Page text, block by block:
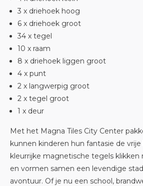
3 x driehoek hoog
6 x driehoek groot
34 x tegel
10 x raam
8 x driehoek liggen groot
4 x punt
2 x langwerpig groot
2 x tegel groot
1 x deur
Met het Magna Tiles City Center
kunnen kinderen hun fantasie de
kleurrijke magnetische tegels klikken
en vormen samen een levendige
avontuur. Of je nu een school,